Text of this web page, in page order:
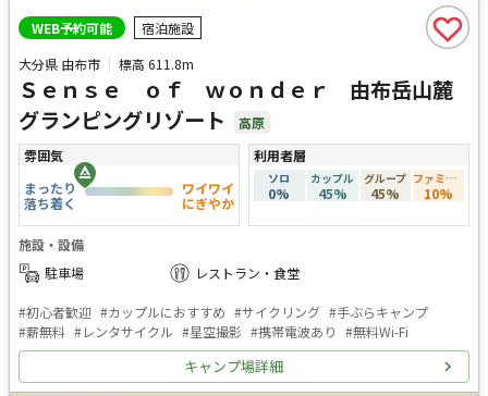
WEB予約可能
宿泊施設
大分県 由布市
標高611.8m
Ｓｅｎｓｅ ｏｆ ｗｏｎｄｅｒ 由布岳山麓
グランピングリゾート
高原
雰囲気
まったり
落ち着く
ワイワイ
にぎやか
利用者層
ソロ
0%
カップル
45%
グループ
45%
ファミリー
10%
施設・設備
駐車場
レストラン・食堂
#初心者歓迎 #カップルにおすすめ #サイクリング #手ぶらキャンプ
#薪無料 #レンタサイクル #星空撮影 #携帯電波あり #無料Wi-Fi
キャンプ場詳細